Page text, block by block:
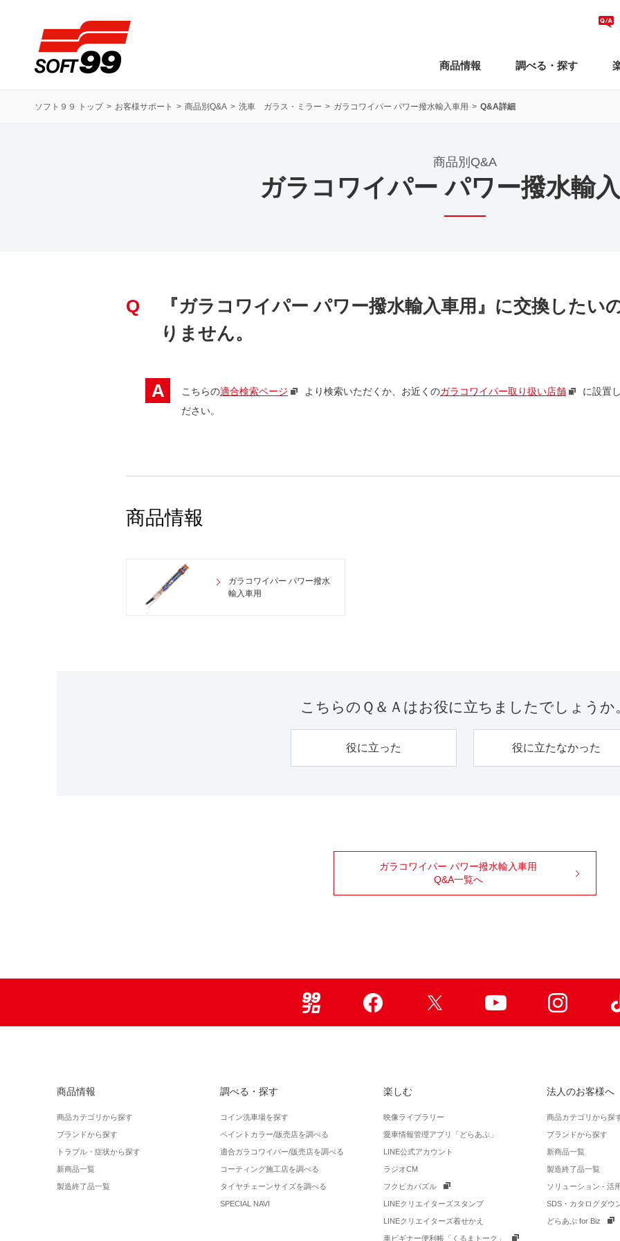
商品情報 調べる・探す
ソフト９９ トップ お客様サポート 商品別Q&A 洗車 ガラス・ミラー ガラコワイパー パワー撥水輸入車用 Q&A詳細
商品別Q&A
ガラコワイパー パワー撥水輸
Q
『ガラコワイパー パワー撥水輸入車用』に交換したい
りません。
A こちらの適合検索ページ より検索いただくか、お近くのガラコワイパー取り扱い店舗
に設置
ださい。
商品情報
ガラコワイパー パワー撥水
輸入車用
こちらのＱ＆Ａは お役に立ちましたでしょうか
役に立った 役に立たなかった
ガラコワイパー パワー撥水輸入車用
Q&A一覧へ
商品情報
商品カテゴリから探す
ブランドから探す
トラブル・症状から探す
新商品一覧
製造終了品一覧
調べる・探す
コイン洗車場を探す
ペイントカラー/販売店を調べる
適合ガラコワイパー/販売店を調べる
コーティング施工店を調べる
タイヤチェーンサイズを調べる
SPECIAL NAVI
楽しむ
映像ライブラリー
愛車情報管理アプリ「どらあぷ」
LINE公式アカウント
ラジオCM
フクピカパズル
LINEクリエイターズスタンプ
LINEクリエイターズ着せかえ
車ビギナー便利帳「くるまトーク」
法人のお客様へ
商品カテゴリから探
ブランドから探す
新商品一覧
製造終了品一覧
ソリューション - 活
SDS・カタログダウ
どらあぷ for Biz